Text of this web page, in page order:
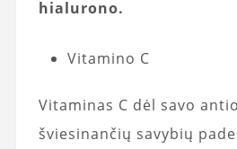
hialurono.
Vitamino C
Vitaminas C dėl savo
šviesinančių savybių